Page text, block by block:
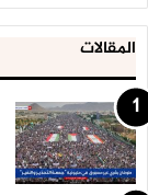
المقالات